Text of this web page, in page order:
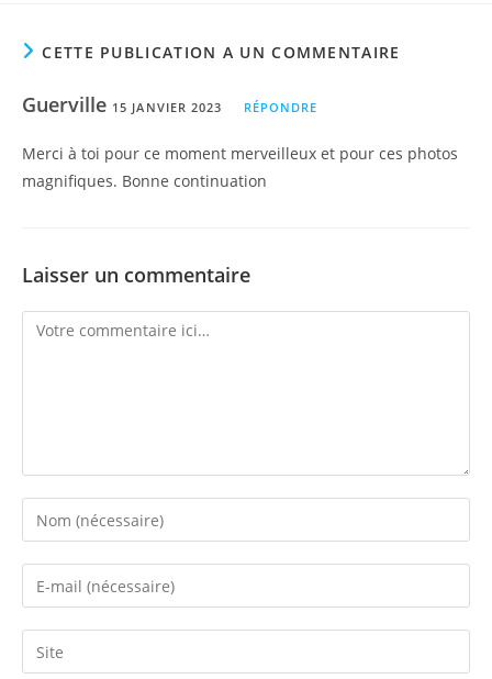
CETTE PUBLICATION A UN COMMENTAIRE
Guerville 15 JANVIER 2023 RÉPONDRE
Merci à toi pour ce moment merveilleux et pour ces photos
magnifiques. Bonne continuation
Laisser un commentaire